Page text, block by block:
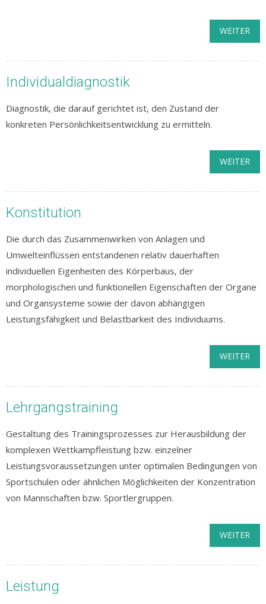
WEITER
Individualdiagnostik
Diagnostik, die darauf gerichtet ist, den Zustand der
konkreten Persönlichkeitsentwicklung zu ermitteln.
WEITER
Konstitution
Die durch das Zusammenwirken von Anlagen und
Umwelteinflüssen entstandenen relativ dauerhaften
individuellen Eigenheiten des Körperbaus, der
morphologischen und funktionellen Eigenschaften der Organe
und Organsysteme sowie der davon abhängigen
Leistungsfähigkeit und Belastbarkeit des Individuums.
WEITER
Lehrgangstraining
Gestaltung des Trainingsprozesses zur Herausbildung der
komplexen Wettkampfleistung bzw. einzelner
Leistungsvoraussetzungen unter optimalen Bedingungen von
Sportschulen oder ähnlichen Möglichkeiten der Konzentration
von Mannschaften bzw. Sportlergruppen.
WEITER
Leistung